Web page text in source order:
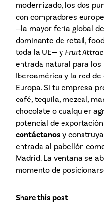
modernizado, los dos
con compradores
—la mayor feria global
dominante de retail,
toda la UE— y Fruit
entrada natural para los
Iberoamérica y la red
Europa. Si tu empresa
café, tequila, mezcal,
chocolate o cualquier
potencial de
contáctanos y
entrada al pabellón
Madrid. La ventana se
momento de
Share this post